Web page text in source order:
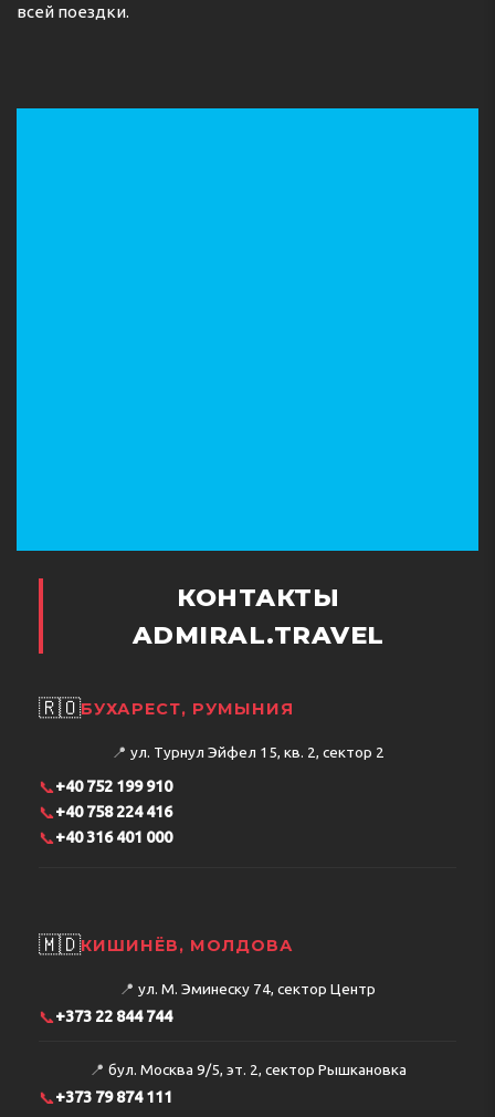
всей поездки.
КОНТАКТЫ
ADMIRAL.TRAVEL
🇷🇴БУХАРЕСТ, РУМЫНИЯ
📍 ул. Турнул Эйфел 15, кв. 2, сектор 2
📞+40 752 199 910
📞+40 758 224 416
📞+40 316 401 000
🇲🇩КИШИНЁВ, МОЛДОВА
📍 ул. М. Эминеску 74, сектор Центр
📞+373 22 844 744
📍 бул. Москва 9/5, эт. 2, сектор Рышкановка
📞+373 79 874 111